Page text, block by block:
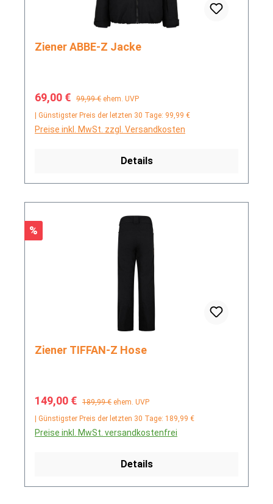
Ziener ABBE-Z Jacke
Verkaufspreis:
69,00 € Regulärer Preis:
99,99 € ehem. UVP
| Günstigster Preis der letzten 30 Tage: 99,99 €
Preise inkl. MwSt. zzgl. Versandkosten
Details
Rabatt
%
Ziener TIFFAN-Z Hose
Verkaufspreis:
149,00 € Regulärer Preis:
189,99 € ehem. UVP
| Günstigster Preis der letzten 30 Tage: 189,99 €
Preise inkl. MwSt. versandkostenfrei
Details